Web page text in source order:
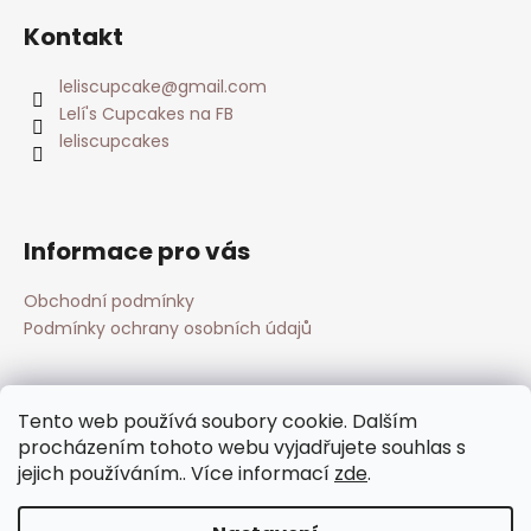
Tento web používá soubory cookie. Dalším
procházením tohoto webu vyjadřujete souhlas s
jejich používáním.. Více informací zde.
Kontakt
leliscupcake@gmail.com
Lelí's Cupcakes na FB
leliscupcakes
Informace pro vás
Obchodní podmínky
Podmínky ochrany osobních údajů
Přijímáme online platby